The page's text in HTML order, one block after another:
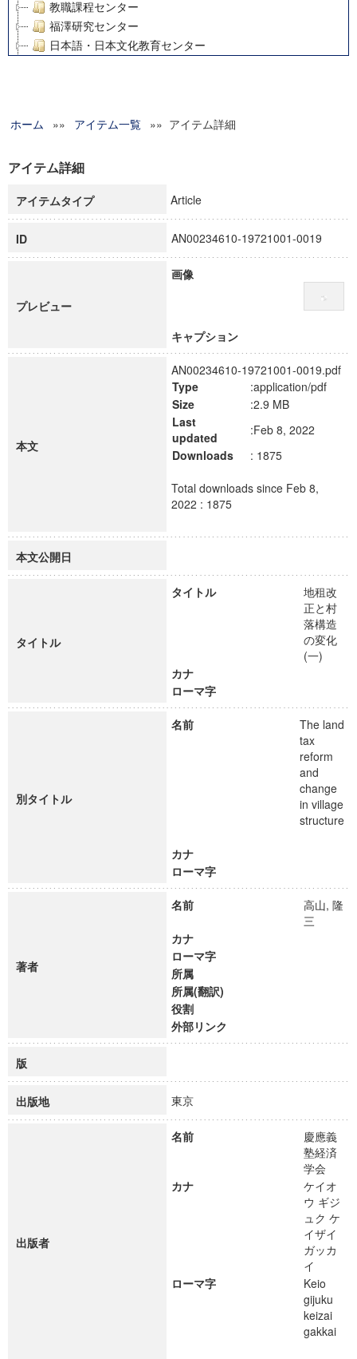
教職課程センター
福澤研究センター
日本語・日本文化教育センター
グローバルリサーチインスティテュート
科学研究費補助金研究成果報告書
慶應義塾大学グローバルCOEプログラム市民社会ガバナンス
慶應義塾大学グローバルCOEプログラム論理と感性の先端的
博士課程教育リーディングプログラム「超成熟社会発展のサ
学術雑誌掲載論文等(8)
ホーム »» アイテム一覧 »» アイテム詳細
アイテム詳細
アイテムタイプ Article
ID AN00234610-19721001-0019
プレビュー
画像
キャプション
本文
AN00234610-19721001-0019.pdf
Type
:application/pdf
Size
:2.9 MB
Last
updated
:Feb 8, 2022
Downloads
: 1875
Total downloads since Feb 8,
2022 : 1875
本文公開日
タイトル
タイトル
地租改
正と村
落構造
の変化
(一)
カナ
ローマ字
別タイトル
名前
The land
tax
reform
and
change
in village
structure
カナ
ローマ字
著者
名前
高山, 隆
三
カナ
ローマ字
所属
所属(翻訳)
役割
外部リンク
版
出版地 東京
出版者
名前
慶應義
塾経済
学会
カナ
ケイオ
ウ ギジ
ュク ケ
イザイ
ガッカ
イ
ローマ字
Keio
gijuku
keizai
gakkai